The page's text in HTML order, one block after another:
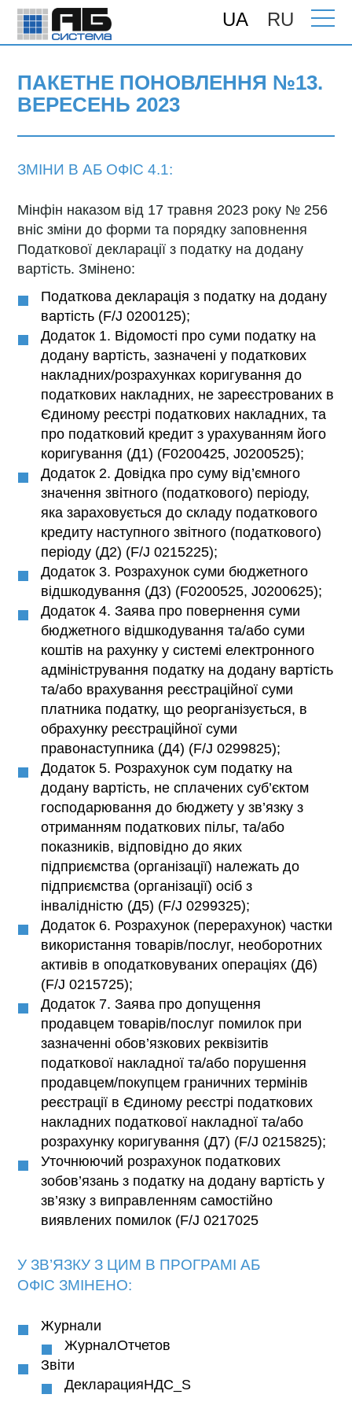
UA RU
Головна>Підтримка>Поновлення>
ПАКЕТНЕ ПОНОВЛЕННЯ №13.
ВЕРЕСЕНЬ 2023
ЗМІНИ В АБ ОФІС 4.1:
Мінфін наказом від 17 травня 2023 року № 256
вніс зміни до форми та порядку заповнення
Податкової декларації з податку на додану
вартість. Змінено:
Податкова декларація з податку на додану
вартість (F/J 0200125);
Додаток 1. Відомості про суми податку на
додану вартість, зазначені у податкових
накладних/розрахунках коригування до
податкових накладних, не зареєстрованих в
Єдиному реєстрі податкових накладних, та
про податковий кредит з урахуванням його
коригування (Д1) (F0200425, J0200525);
Додаток 2. Довідка про суму від’ємного
значення звітного (податкового) періоду,
яка зараховується до складу податкового
кредиту наступного звітного (податкового)
періоду (Д2) (F/J 0215225);
Додаток 3. Розрахунок суми бюджетного
відшкодування (Д3) (F0200525, J0200625);
Додаток 4. Заява про повернення суми
бюджетного відшкодування та/або суми
коштів на рахунку у системі електронного
адміністрування податку на додану вартість
та/або врахування реєстраційної суми
платника податку, що реорганізується, в
обрахунку реєстраційної суми
правонаступника (Д4) (F/J 0299825);
Додаток 5. Розрахунок сум податку на
додану вартість, не сплачених суб’єктом
господарювання до бюджету у зв’язку з
отриманням податкових пільг, та/або
показників, відповідно до яких
підприємства (організації) належать до
підприємства (організації) осіб з
інвалідністю (Д5) (F/J 0299325);
Додаток 6. Розрахунок (перерахунок) частки
використання товарів/послуг, необоротних
активів в оподатковуваних операціях (Д6)
(F/J 0215725);
Додаток 7. Заява про допущення
продавцем товарів/послуг помилок при
зазначенні обов’язкових реквізитів
податкової накладної та/або порушення
продавцем/покупцем граничних термінів
реєстрації в Єдиному реєстрі податкових
накладних податкової накладної та/або
розрахунку коригування (Д7) (F/J 0215825);
Уточнюючий розрахунок податкових
зобов’язань з податку на додану вартість у
зв’язку з виправленням самостійно
виявлених помилок (F/J 0217025
У ЗВ’ЯЗКУ З ЦИМ В ПРОГРАМІАБ
ОФІС ЗМІНЕНО:
Журнали
ЖурналОтчетов
Звіти
ДекларацияНДС_S